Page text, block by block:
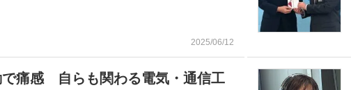
2025/06/12
で痛感 自らも関わる電気・通信工